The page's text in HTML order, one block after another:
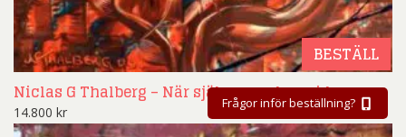
BESTÄLL
Niclas G Thalberg – När själen vandrar vidare
14.800 kr
Frågor inför beställning?